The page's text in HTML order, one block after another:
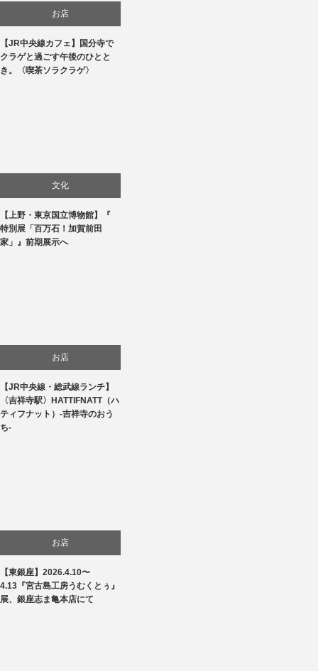
お店
食べ物
【JR中央線カフェ】国分寺で
クラゲと過ごす午後のひとと
き。〈喫茶ソラクラゲ〉
文化
美術展・美術館・博物館巡り
【上野・東京国立博物館】『
特別展「百万石！加賀前田
家」』前期展示へ
お店
食べ物
【JR中央線・総武線ランチ】
〈吉祥寺駅〉HATTIFNATT（ハ
ティフナット）-吉祥寺のおう
ち-
お店
商品紹介
【東銀座】2026.4.10〜
4.13『宮古島工房うむくとぅ』
展、銀座志ま亀本店にて